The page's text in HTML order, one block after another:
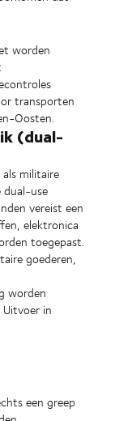
worden
transporten
Oosten.
(dual-
militaire
dual-use
vereist een
elektronica
toegepast.
goederen,
worden
in
een greep